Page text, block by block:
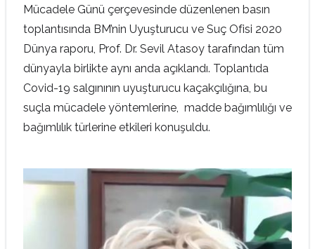
Mücadele Günü çerçevesinde düzenlenen basın
toplantısında BM’nin Uyuşturucu ve Suç Ofisi 2020
Dünya raporu, Prof. Dr. Sevil Atasoy tarafından tüm
dünyayla birlikte aynı anda açıklandı. Toplantıda
Covid-19 salgınının uyuşturucu kaçakçılığına, bu
suçla mücadele yöntemlerine, madde bağımlılığı ve
bağımlılık türlerine etkileri konuşuldu.